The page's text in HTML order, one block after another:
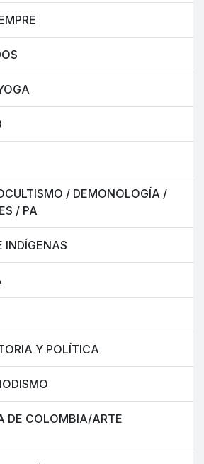
/ DEMONOLOGÍA /
/ PA
INDÍGENAS
Y POLÍTICA
DE COLOMBIA/ARTE